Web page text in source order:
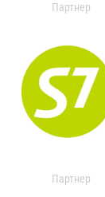
Партнер
Партнер